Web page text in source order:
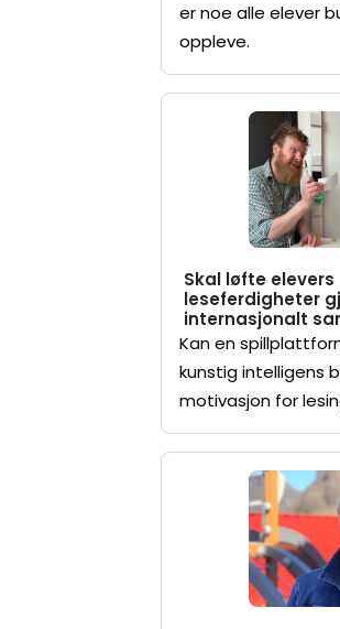
er noe alle elever
oppleve.
Skal løfte elevers
leseferdigheter
internasjonalt
Kan en
kunstig intelligens
motivasjon for